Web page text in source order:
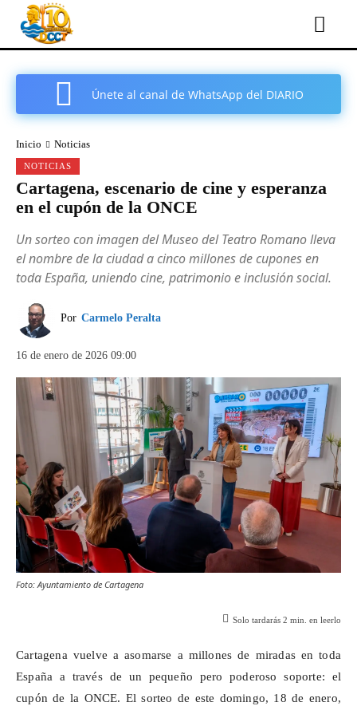
Únete al canal de WhatsApp del DIARIO
Inicio Noticias
NOTICIAS
Cartagena, escenario de cine y esperanza
en el cupón de la ONCE
Un sorteo con imagen del Museo del Teatro Romano lleva
el nombre de la ciudad a cinco millones de cupones en
toda España, uniendo cine, patrimonio e inclusión social.
Por Carmelo Peralta
16 de enero de 2026 09:00
Foto: Ayuntamiento de Cartagena
Solo tardarás 2 min. en leerlo
Cartagena vuelve a asomarse a millones de miradas en toda
España a través de un pequeño pero poderoso soporte: el
cupón de la ONCE. El sorteo de este domingo, 18 de enero,